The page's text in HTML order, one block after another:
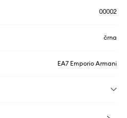
00002
črna
EA7 Emporio Armani